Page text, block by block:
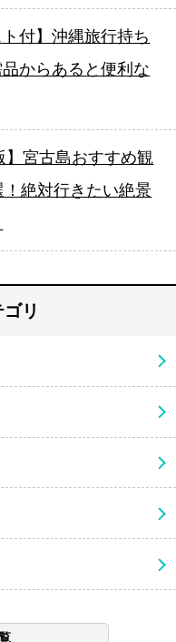
ト付】沖縄旅行持ち
からあると便利な
】宮古島おすすめ観
絶対行きたい絶景
リ